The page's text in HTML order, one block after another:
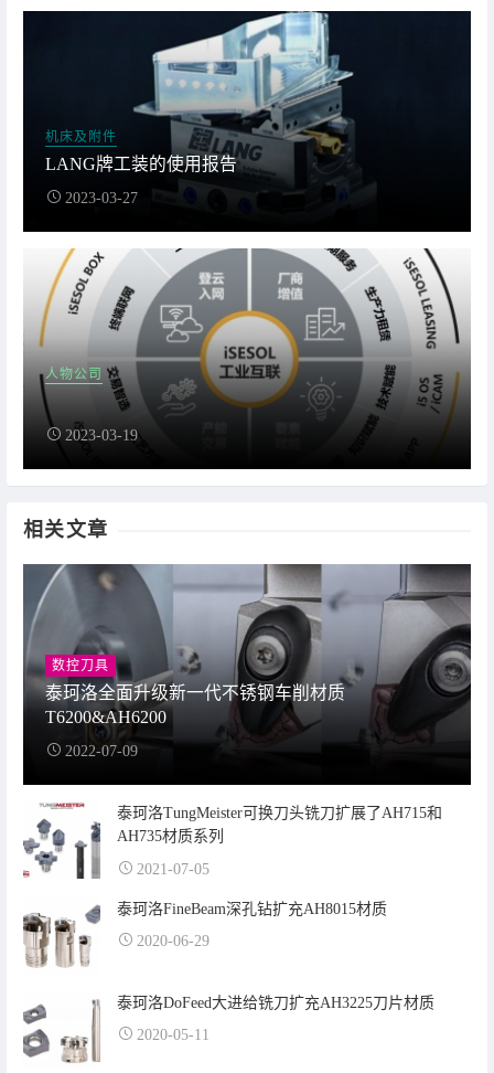
机床及附件
LANG牌工装的使用报告
2023-03-27
人物公司
2023-03-19
相关文章
数控刀具
泰珂洛全面升级新一代不锈钢车削材质
T6200&AH6200
2022-07-09
泰珂洛TungMeister可换刀头铣刀扩展了AH715和
AH735材质系列
2021-07-05
泰珂洛FineBeam深孔钻扩充AH8015材质
2020-06-29
泰珂洛DoFeed大进给铣刀扩充AH3225刀片材质
2020-05-11